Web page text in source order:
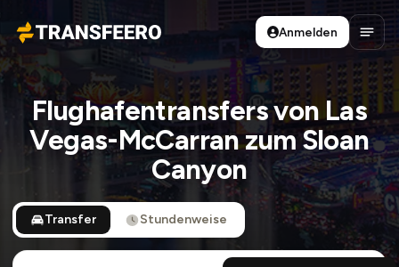
Transfeero
Anmelden
Flughafentransfers von Las
Vegas-McCarran zum Sloan
Canyon
Transfer Stundenweise